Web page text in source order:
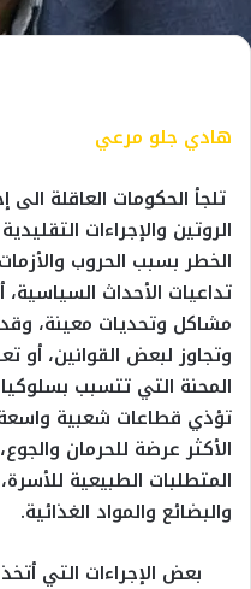
هادي جلو مرعي
تلجأ الحكومات العاقلة الى
الروتين والإجراءات
الخطر بسبب الحروب
تداعيات الأحداث
مشاكل وتحديات معينة،
وتجاوز لبعض القوانين،
المحنة التي تتسبب
تؤذي قطاعات شعبية
الأكثر عرضة للحرمان
المتطلبات الطبيعية
والبضائع والمواد الغذائية.
بعض الإجراءات التي